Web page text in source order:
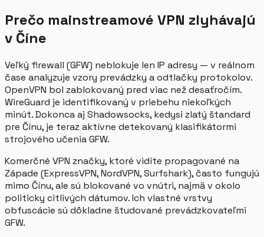
Prečo mainstreamové VPN zlyhávajú
v Číne
Veľký firewall (GFW) neblokuje len IP adresy — v reálnom
čase analyzuje vzory prevádzky a odtlačky protokolov.
OpenVPN bol zablokovaný pred viac než desaťročím.
WireGuard je identifikovaný v priebehu niekoľkých
minút. Dokonca aj Shadowsocks, kedysi zlatý štandard
pre Čínu, je teraz aktívne detekovaný klasifikátormi
strojového učenia GFW.
Komerčné VPN značky, ktoré vidíte propagované na
Západe (ExpressVPN, NordVPN, Surfshark), často fungujú
mimo Čínu, ale sú blokované vo vnútri, najmä v okolo
politicky citlivých dátumov. Ich vlastné vrstvy
obfuscácie sú dôkladne študované prevádzkovateľmi
GFW.